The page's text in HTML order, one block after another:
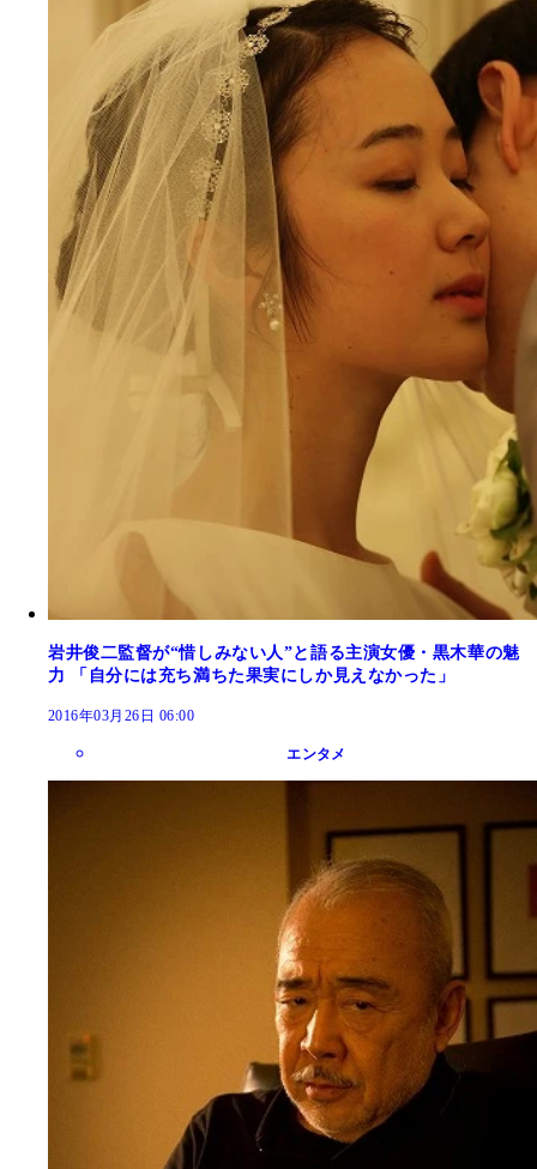
岩井俊二監督が“惜しみない人”と語る主演女優・黒木華の魅
力 「自分には充ち満ちた果実にしか見えなかった」
2016年03月26日 06:00
エンタメ